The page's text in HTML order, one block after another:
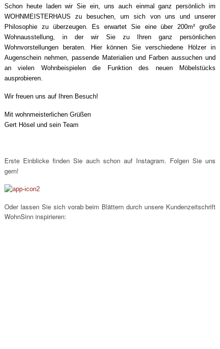
Schon heute laden wir Sie ein, uns auch einmal ganz persönlich im
WOHNMEISTERHAUS zu besuchen, um sich von uns und unserer
Philosophie zu überzeugen. Es erwartet Sie eine über 200m² große
Wohnausstellung, in der wir Sie zu Ihren ganz persönlichen
Wohnvorstellungen beraten. Hier können Sie verschiedene Hölzer in
Augenschein nehmen, passende Materialien und Farben aussuchen und
an vielen Wohnbeispielen die Funktion des neuen Möbelstücks
ausprobieren.
Wir freuen uns auf Ihren Besuch!
Mit wohnmeisterlichen Grüßen
Gert Hösel und sein Team
Erste Einblicke finden Sie auch schon auf Instagram. Folgen Sie uns
gern!
Oder lassen Sie sich vorab beim Blättern durch unsere Kundenzeitschrift
WohnSinn inspirieren: